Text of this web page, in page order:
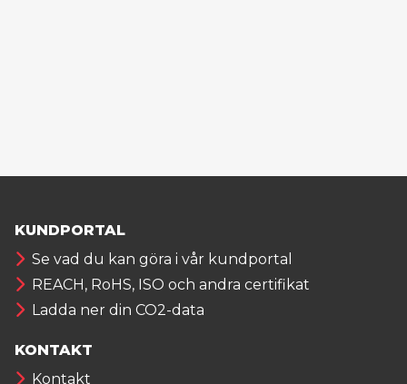
KUNDPORTAL
Se vad du kan göra i vår kundportal
REACH, RoHS, ISO och andra certifikat
Ladda ner din CO2-data
KONTAKT
Kontakt